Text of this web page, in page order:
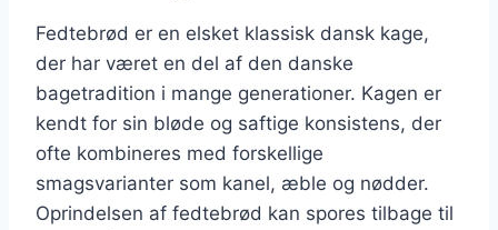
Fedtebrød er en elsket klassisk dansk kage,
der har været en del af den danske
bagetradition i mange generationer. Kagen er
kendt for sin bløde og saftige konsistens, der
ofte kombineres med forskellige
smagsvarianter som kanel, æble og nødder.
Oprindelsen af fedtebrød kan spores tilbage til